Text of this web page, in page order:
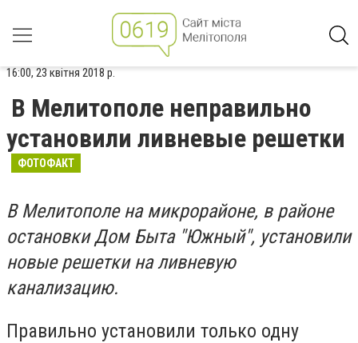
16:00, 23 квітня 2018 р.
В Мелитополе неправильно
установили ливневые решетки
ФОТОФАКТ
В Мелитополе на микрорайоне, в районе
остановки Дом Быта "Южный", установили
новые решетки на ливневую
канализацию.
Правильно установили только одну